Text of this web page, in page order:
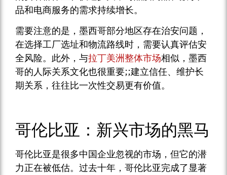
品和电商服务的需求持续增长。
需要注意的是，墨西哥部分地区存在治安问题，
在选择工厂选址和物流路线时，需要认真评估安
全风险。此外，与拉丁美洲整体市场相似，墨西
哥的人际关系文化也很重要;;建立信任、维护长
期关系，往往比一次性交易更有价值。
哥伦比亚：新兴市场的黑马
哥伦比亚是很多中国企业忽视的市场，但它的潜
力正在被低估。过去十年，哥伦比亚完成了显著